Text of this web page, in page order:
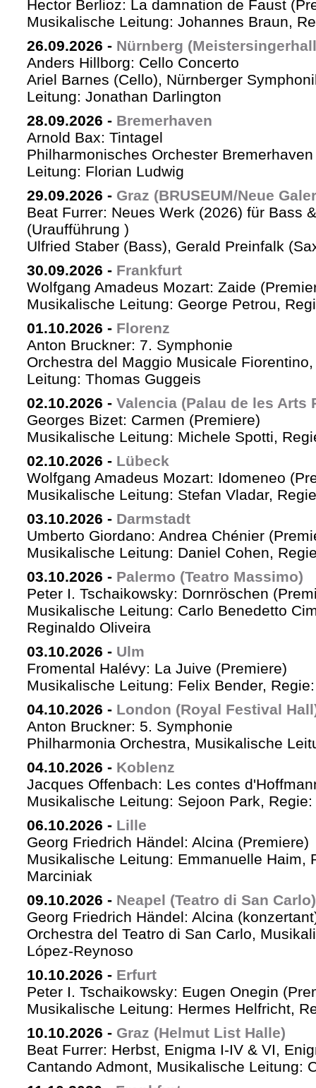
Hector Berlioz: La damnation de Faust
Musikalische Leitung: Johannes Braun,
26.09.2026 - Nürnberg
Anders Hillborg: Cello Concerto
Ariel Barnes (Cello), Nürnberger
Leitung: Jonathan Darlington
28.09.2026 - Bremerhaven
Arnold Bax: Tintagel
Philharmonisches Orchester
Leitung: Florian Ludwig
29.09.2026 - Graz (BRUSEUM/Neue
Beat Furrer: Neues Werk (2026) für Bass
(Uraufführung )
Ulfried Staber (Bass), Gerald Preinfalk
30.09.2026 - Frankfurt
Wolfgang Amadeus Mozart: Zaide
Musikalische Leitung: George Petrou,
01.10.2026 - Florenz
Anton Bruckner: 7. Symphonie
Orchestra del Maggio Musicale
Leitung: Thomas Guggeis
02.10.2026 - Valencia (Palau de les Arts
Georges Bizet: Carmen (Premiere)
Musikalische Leitung: Michele Spotti,
02.10.2026 - Lübeck
Wolfgang Amadeus Mozart: Idomeneo
Musikalische Leitung: Stefan Vladar,
03.10.2026 - Darmstadt
Umberto Giordano: Andrea Chénier
Musikalische Leitung: Daniel Cohen,
03.10.2026 - Palermo (Teatro Massimo)
Peter I. Tschaikowsky: Dornröschen
Musikalische Leitung: Carlo Benedetto
Reginaldo Oliveira
03.10.2026 - Ulm
Fromental Halévy: La Juive (Premiere)
Musikalische Leitung: Felix Bender,
04.10.2026 - London (Royal Festival
Anton Bruckner: 5. Symphonie
Philharmonia Orchestra, Musikalische
04.10.2026 - Koblenz
Jacques Offenbach: Les contes
Musikalische Leitung: Sejoon Park,
06.10.2026 - Lille
Georg Friedrich Händel: Alcina (Premiere)
Musikalische Leitung: Emmanuelle Haim,
Marciniak
09.10.2026 - Neapel (Teatro di San Carlo)
Georg Friedrich Händel: Alcina
Orchestra del Teatro di San Carlo,
López-Reynoso
10.10.2026 - Erfurt
Peter I. Tschaikowsky: Eugen Onegin
Musikalische Leitung: Hermes Helfricht,
10.10.2026 - Graz (Helmut List Halle)
Beat Furrer: Herbst, Enigma I-IV & VI,
Cantando Admont, Musikalische Leitung: